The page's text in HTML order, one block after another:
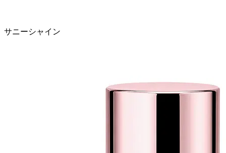
サニーシャイン